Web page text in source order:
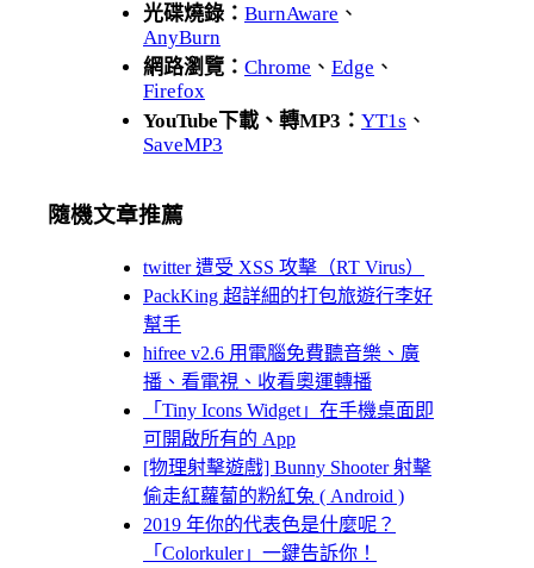
光碟燒錄： BurnAware 、
AnyBurn
網路瀏覽： Chrome 、 Edge 、
Firefox
YouTube下載、轉MP3： YT1s 、
SaveMP3
隨機文章推薦
twitter 遭受 XSS 攻擊（RT Virus）
PackKing 超詳細的打包旅遊行李好
幫手
hifree v2.6 用電腦免費聽音樂、廣
播、看電視、收看奧運轉播
「Tiny Icons Widget」在手機桌面即
可開啟所有的 App
[物理射擊遊戲] Bunny Shooter 射擊
偷走紅蘿蔔的粉紅兔 ( Android )
2019 年你的代表色是什麼呢？
「Colorkuler」一鍵告訴你！